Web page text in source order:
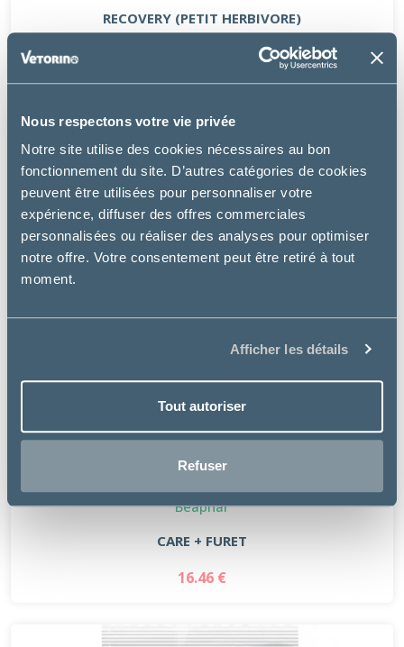
Nous respectons votre vie privée
Notre site utilise des cookies nécessaires au bon
fonctionnement du site. D’autres catégories de cookies
peuvent être utilisées pour personnaliser votre
expérience, diffuser des offres commerciales
personnalisées ou réaliser des analyses pour optimiser
notre offre. Votre consentement peut être retiré à tout
moment.
Afficher les détails
Tout autoriser
Refuser
RECOVERY (PETIT HERBIVORE)
Beaphar
CARE + FURET
16.46 €